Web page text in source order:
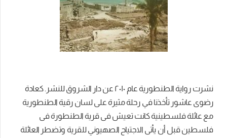
نشرت رواية الطنطورية عام ٢٠١٠ عن دار الشروق للنشر. كعادة
رضوى عاشور تأخذنا في رحلة مثيرة على لسان رقية الطنطورية
مع عائلة فلسطينية كانت تعيش فى قرية الطنطورة فى
فلسطين قبل أن يأتى الاجتياح الصهيوني للقرية وتضطر العائلة